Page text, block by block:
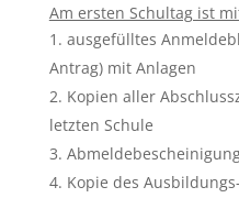
Am ersten Schultag ist
ausgefülltes
Antrag) mit Anlagen
Kopien aller
letzten Schule
Kopie des